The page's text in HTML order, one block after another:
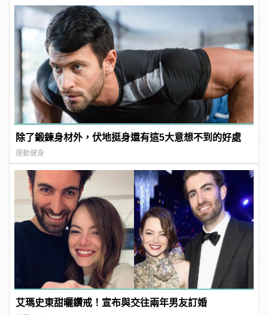
除了鍛鍊身材外，伏地挺身還有這5大意想不到的好處
運動健身
艾瑪史東甜曬鑽戒！宣布與交往兩年男友訂婚